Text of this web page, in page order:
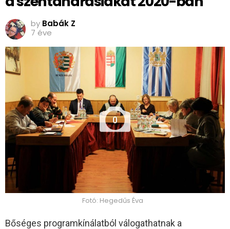
by Babák Z
7 éve
0
Fotó: Hegedűs Éva
Bőséges programkínálatból válogathatnak a